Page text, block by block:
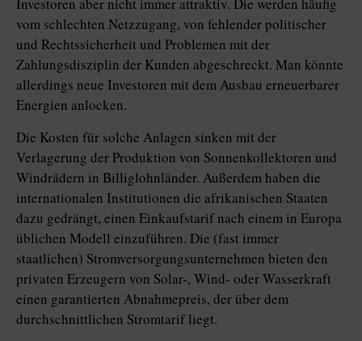
Investoren aber nicht immer attraktiv. Die werden häufig
vom schlechten Netzzugang, von fehlender politischer
und Rechtssicherheit und Problemen mit der
Zahlungsdisziplin der Kunden abgeschreckt. Man könnte
allerdings neue Investoren mit dem Ausbau erneuerbarer
Energien anlocken.
Die Kosten für solche Anlagen sinken mit der
Verlagerung der Produk­tion von Sonnenkollektoren und
Windrädern in Billiglohnländer. Außerdem haben die
internationalen Institu­tio­nen die afrikanischen Staaten
dazu gedrängt, einen Einkaufstarif nach einem in Europa
üblichen Modell einzuführen. Die (fast immer
staatlichen) Stromversorgungsunternehmen bieten den
privaten Erzeugern von Solar-, Wind- oder Wasserkraft
einen garantierten Abnahmepreis, der über dem
durchschnittlichen Stromtarif liegt.